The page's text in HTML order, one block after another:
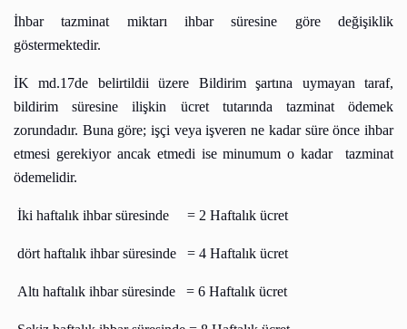
İhbar tazminat miktarı ihbar süresine göre değişiklik
göstermektedir.
İK md.17de belirtildii üzere Bildirim şartına uymayan taraf,
bildirim süresine ilişkin ücret tutarında tazminat ödemek
zorundadır. Buna göre; işçi veya işveren ne kadar süre önce ihbar
etmesi gerekiyor ancak etmedi ise minumum o kadar
tazminat
ödemelidir.
İki haftalık ihbar süresinde = 2 Haftalık ücret
dört haftalık ihbar süresinde = 4 Haftalık ücret
Altı haftalık ihbar süresinde = 6 Haftalık ücret